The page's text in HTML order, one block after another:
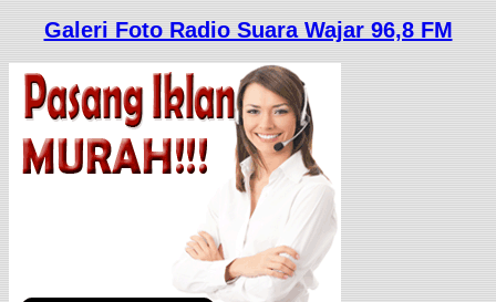
Galeri Foto Radio Suara Wajar 96,8 FM